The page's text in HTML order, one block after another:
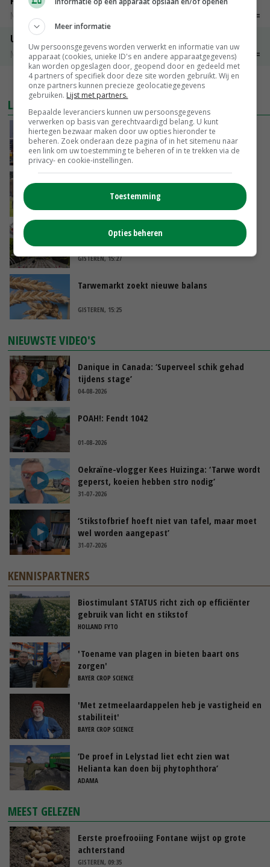
Noteringen
Uien Middenmeer Geel 30-60% grof
Noteringen
€ 0,00~ € 0,00
MEER MARKTPRIJZEN
LAATSTE NIEUWS
China scherpt importeisen voor pootgoed aan
vanwege zebrachipbacterie
GISTEREN, 16:25
BBB vraagt minister om langer mest uit te
Panelen houden kas koeler: ‘De eerste indruk
schrikt veel tuinders af’
GISTEREN, 15:27
Tarwemarkt zoekt nieuwe balans
GISTEREN, 15:25
NIEUWSTE VIDEO'S
Danique in Canada: ‘Superveel schik gehad
tijdens stage’
04-08-2026
POAH!: Fendt 1042
01-08-2026
Oekraïne-vlogger Kees Huizinga: ‘Tarwe wordt
geperst, koeien hebben stro nodig’
31-07-2026
‘Stikstofbrief hoeft niet van tafel, maar moet
wel worden aangepast’
31-07-2026
KENNISPARTNERS
Biostimulant STATUS richt zich op efficiënter
gebruik van licht en stikstof
HOLLAND FYTO
'Toename van plagen in bieten baart ons
zorgen'
BAYER CROP SCIENCE
'Met zetmeelaardappelen heb je vastigheid en
stabiliteit'
BAYER CROP SCIENCE
‘De proef in Lelystad liet echt zien wat
Helianta kan doen bij phytophthora’
ADAMA
MEEST GELEZEN
Eerste proefrooiing Fontane wijst op grote
achterstand
GISTEREN, 09:35
Meer informatie
Uw persoonsgegevens worden verwerkt en informatie van uw
apparaat (cookies, unieke ID's en andere apparaatgegevens)
kan worden opgeslagen door, geopend door en gedeeld met
4 partners of specifiek door deze site worden gebruikt. Wij en
onze partners kunnen precieze geolocatiegegevens
gebruiken. Lijst met partners.
Bepaalde leveranciers kunnen uw persoonsgegevens
verwerken op basis van gerechtvaardigd belang. U kunt
hiertegen bezwaar maken door uw opties hieronder te
beheren. Zoek onderaan deze pagina of in het sitemenu naar
een link om uw toestemming te beheren of in te trekken via de
privacy- en cookie-instellingen.
Toestemming
Opties beheren